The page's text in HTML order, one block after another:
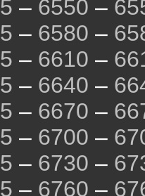
– 6550 –
– 6580 –
– 6610 –
– 6640 –
– 6670 –
– 6700 –
– 6730 –
– 6760 –